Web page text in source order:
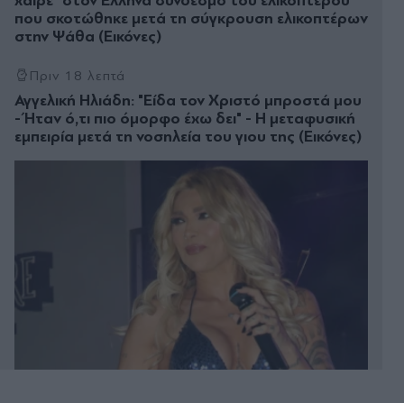
που σκοτώθηκε μετά τη σύγκρουση ελικοπτέρων
στην Ψάθα (Εικόνες)
Πριν 18 λεπτά
Αγγελική Ηλιάδη: "Είδα τον Χριστό μπροστά μου
- Ήταν ό,τι πιο όμορφο έχω δει" - Η μεταφυσική
εμπειρία μετά τη νοσηλεία του γιου της (Εικόνες)